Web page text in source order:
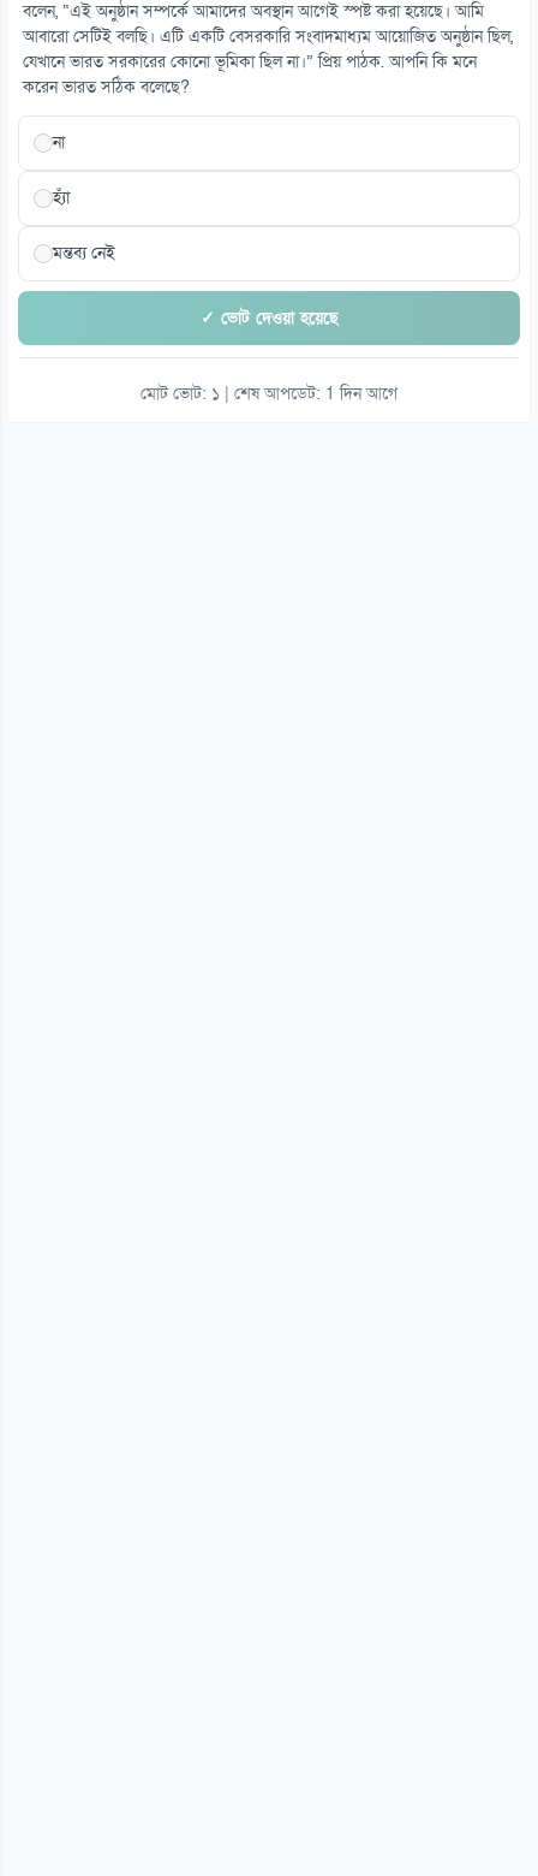
১৫
তারার মৃত্যুর শুরু থেকে শেষ দেখলেন বিজ্ঞানীরা
০৯ আগস্ট
বলেন, “এই অনুষ্ঠান সম্পর্কে আমাদের অবস্থান আগেই স্পষ্ট করা হয়েছে। আমি
আবারো সেটিই বলছি। এটি একটি বেসরকারি সংবাদমাধ্যম আয়োজিত অনুষ্ঠান ছিল,
যেখানে ভারত সরকারের কোনো ভূমিকা ছিল না।” প্রিয় পাঠক. আপনি কি মনে
করেন ভারত সঠিক বলেছে?
না
হ্যাঁ
মন্তব্য নেই
✓ ভোট দেওয়া হয়েছে
মোট ভোট: ১ | শেষ আপডেট: 1 দিন আগে